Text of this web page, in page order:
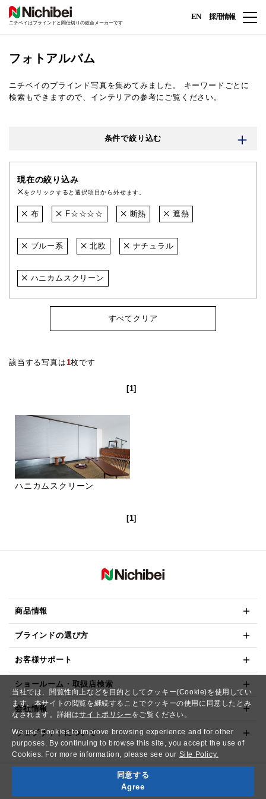
当社では、閲覧性向上などを目的としてクッキー(Cookie)を使用してい
ます。本サイトの閲覧を継続することでクッキーの使用に同意したとみ
なされます。詳細はサイトポリシー をご覧ください。
We use Cookies to improve browsing experience and for other
purposes. By continuing to browse this site, you accept the use of
Cookies. For more information, please see our Site Policy.
同意する
Agree
ニチベイはブラインドと間仕切りの総合メーカーです
EN 採用情報
フォトアルバム
ニチベイのブラインド写真を集めてみました。
キーワードごとに
検索もできますので、インテリアの参考にご覧ください。
条件で絞り込む
現在の絞り込み
をクリックすると選択項目から外せます。
布 F☆☆☆☆ 断熱 遮熱
ブルー系 北欧 ナチュラル
ハニカムスクリーン
すべてクリア
該当する写真は1枚です
[1]
ハニカムスクリーン
[1]
商品情報
ブラインドの選び方
お客様サポート
ショールーム・取扱店検索
会社情報
ウェブサイトについて
Copyright© NICHIBEI CO.,LTD. All Rights Reserved.